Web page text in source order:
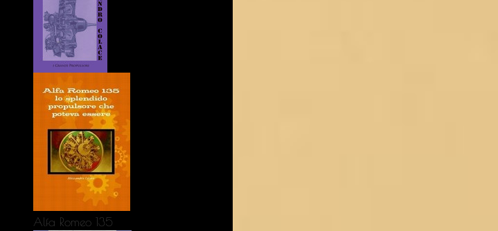
Alfa Romeo 135